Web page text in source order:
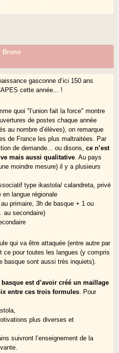
Bruno
gasconne d’ici 150 ans
cette année... !
quoi "l’union fait la force" montre
de postes chaque année
au nombre d’élèves), on remarque
de France les plus maltraitées. Par
de demande... ou disons,ce n’est
mais aussi qualitative . Au pays
moindre mesure) il y a plusieurs
type ikastola/ calandreta, privé
langue régionale
primaire, 3h de basque + 1 ou
au secondaire)
qui va être attaquée (entre autre par
ce pour toutes les langues (y compris
basque sont aussi très inquiets).
est d’avoir créé un maillage
entre ces trois formules . Pour
plus diverses et
suivront l’enseignement de la